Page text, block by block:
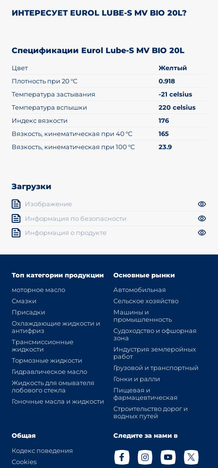
ИНТЕРЕСУЕТ EUROL LUBE-S MV BIO 20L?
Спецификации Eurol Lube-S MV BIO 20L
Цвет
Желтый
Плотность при 20 °C
0.918
Температура застывания
-21 celsius
Температура вспышки
220 celsius
Индекс вязкости
176
Вязкость, кинематическая при 40 °C
165
Вязкость, кинематическая при 100 °C
23.9
Загрузки
Изображение
Информация по безопасности
Информация о продукте
Топ категории продукции
моторное масло
Смазки
Присадки
Охлаждающие жидкости и
антифриз
Трансмиссионные
жидкости
Тормозные жидкости
Гидравлическое масло
Жидкость для омывателя
лобового стекла
Гоночные масла и жидкости
Основные рынки
Автомобильная
Сельское хозяйство
Машины и
промышленность
Судоходство и офшорная
зона
Индустрия землеройных
работ
Грузовой и транспортный
Гонки и ралли
Пищевая и
фармацевтическая
Строительство дорог и
водных путей
Общая
Кодекс поведения
Cookies
Следите за нами в